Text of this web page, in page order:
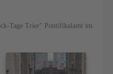
Tage Trier" Pontifikalamt im